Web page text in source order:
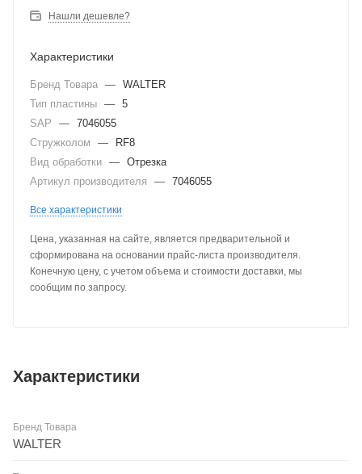
Нашли дешевле?
Характеристики
Бренд Товара — WALTER
Тип пластины — 5
SAP
— 7046055
Стружколом
—
RF8
Вид обработки — Отрезка
Артикул производителя
— 7046055
Все характеристики
Цена, указанная на сайте, является предварительной и
сформирована на основании прайс-листа производителя.
Конечную цену, с учетом объема и стоимости доставки, мы
сообщим по запросу.
Характеристики
Бренд Товара
WALTER